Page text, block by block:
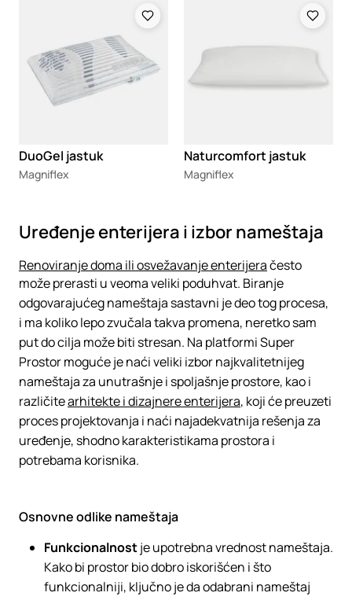
DuoGel jastuk
Magniflex
Naturcomfort jastuk
Magniflex
Uređenje enterijera i izbor nameštaja
Renoviranje doma ili osvežavanje enterijeračesto
može prerasti u veoma veliki poduhvat. Biranje
odgovarajućeg nameštaja sastavni je deo tog procesa,
i ma koliko lepo zvučala takva promena, neretko sam
put do cilja može biti stresan. Na platformi Super
Prostor moguće je naći veliki izbor najkvalitetnijeg
nameštaja za unutrašnje i spoljašnje prostore, kao i
različitearhitekte i dizajnere enterijera, koji će preuzeti
proces projektovanja i naći najadekvatnija rešenja za
uređenje, shodno karakteristikama prostora i
potrebama korisnika.
Osnovne odlike nameštaja
Funkcionalnostje upotrebna vrednost nameštaja.
Kako bi prostor bio dobro iskorišćen i što
funkcionalniji, ključno je da odabrani nameštaj